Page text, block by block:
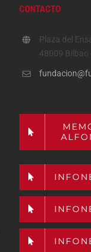
CONTACTO
Plaza del
48009 Bilbao